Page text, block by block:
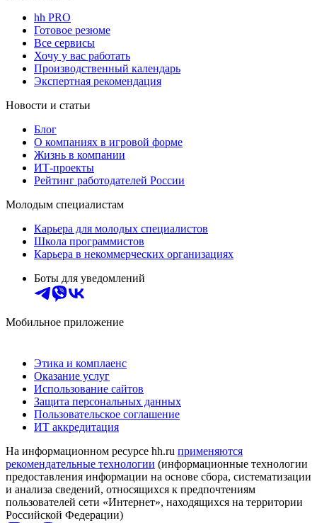
hh PRO
Готовое резюме
Все сервисы
Хочу у вас работать
Производственный календарь
Экспертная рекомендация
Новости и статьи
Блог
О компаниях в игровой форме
Жизнь в компании
ИТ-проекты
Рейтинг работодателей России
Молодым специалистам
Карьера для молодых специалистов
Школа программистов
Карьера в некоммерческих организациях
Боты для уведомлений
Мобильное приложение
Этика и комплаенс
Оказание услуг
Использование сайтов
Защита персональных данных
Пользовательское соглашение
ИТ аккредитация
На информационном ресурсе hh.ru применяются
рекомендательные технологии (информационные технологии
предоставления информации на основе сбора, систематизации
и анализа сведений, относящихся к предпочтениям
пользователей сети «Интернет», находящихся на территории
Российской Федерации)